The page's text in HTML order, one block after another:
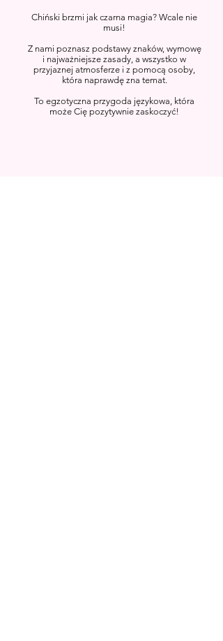
Chiński brzmi jak czarna magia? Wcale nie
musi!
Z nami poznasz podstawy znaków, wymowę
i najważniejsze zasady, a wszystko w
przyjaznej atmosferze i z pomocą osoby,
która naprawdę zna temat.
To egzotyczna przygoda językowa, która
może Cię pozytywnie zaskoczyć!